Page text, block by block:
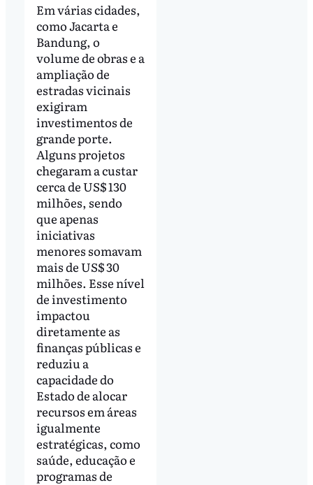
Em várias cidades,
como Jacarta e
Bandung, o
volume de obras e a
ampliação de
estradas vicinais
exigiram
investimentos de
grande porte.
Alguns projetos
chegaram a custar
cerca de US$ 130
milhões, sendo
que apenas
iniciativas
menores somavam
mais de US$ 30
milhões. Esse nível
de investimento
impactou
diretamente as
finanças públicas e
reduziu a
capacidade do
Estado de alocar
recursos em áreas
igualmente
estratégicas, como
saúde, educação e
programas de